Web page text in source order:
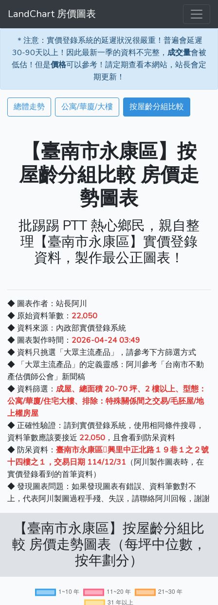
LandChart 房價圖表
＊注意：實價登錄系統的延遲狀況很嚴重！普遍會延遲
30-90天以上！因此最新一季的資料不完整， 成交量會被
低估！但是價格可以參考！請定期查看本網站，站長會定
期更新！
總體走勢 公寓/華廈/大樓 按屋齡分組比較
【臺南市永康區】按
屋齡分組比較 房價走
勢圖表
批踢踢 PTT 熱心鄉民，親自整
理【臺南市永康區】實價登錄
資料，製作最公正圖表！
◆ 圖表作者：站長阿川
◆ 原始資料筆數： 22,050
◆ 資料來源：內政部實價登錄系統
◆ 圖表製作時間： 2026-04-24 03:49
◆ 資料只挑選「大眾主流產品」，請參考下方篩選方式
◆ 「大眾主流產品」的定義靈感：阿川參考「台南市不動
產估價師公會」新聞稿
◆ 資料篩選： 成屋、總面積 20-70 坪、2 樓以上、型態：
公寓/華廈/住宅大樓、排除：特殊關係間之交易/毛胚屋/地
上權房屋
◆ 正確性驗證：請到實價登錄系統，使用相同條件搜尋，
資料筆數應該要接近 22,050 ，且會看到防呆資料
◆ 防呆資料： 臺南市永康區興里中正北路１９巷１之２號
十四樓之１，交易日期 114/12/31 （阿川製作圖表時，在
實價登錄看到的首筆資料）
◆ 發現圖表問題：如果發現圖表有錯誤、資料筆數對不
上，代表阿川製圖過程手殘、失誤，請聯絡阿川回報，謝謝
【臺南市永康區】按屋齡分組比
較 房價走勢圖表（每坪中位數，
按年劃分）